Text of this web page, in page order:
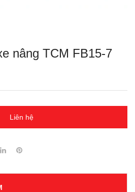
nâng TCM FB15-7
Liên hệ